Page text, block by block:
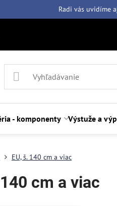
Radi vás uvidíme
- komponenty Výstuže a
EU, š. 140 cm a viac
cm a viac